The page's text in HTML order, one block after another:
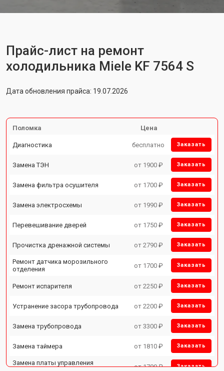
Прайс-лист на ремонт
холодильника Miele KF 7564 S
Дата обновления прайса: 19.07.2026
Поломка Цена
Диагностика бесплатно Заказать
Замена ТЭН от 1900 ₽ Заказать
Замена фильтра осушителя от 1700 ₽ Заказать
Замена электросхемы от 1990 ₽ Заказать
Перевешивание дверей от 1750 ₽ Заказать
Прочистка дренажной системы от 2790 ₽ Заказать
Ремонт датчика морозильного
отделения
от 1700 ₽ Заказать
Ремонт испарителя от 2250 ₽ Заказать
Устранение засора трубопровода от 2200 ₽ Заказать
Замена трубопровода от 3300 ₽ Заказать
Замена таймера от 1810 ₽ Заказать
Замена платы управления
от 1700 ₽ Заказать